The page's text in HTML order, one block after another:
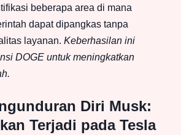
beberapa area di mana
dapat dipangkas tanpa
layanan. Keberhasilan ini
DOGE untuk meningkatkan
Diri Musk:
Terjadi pada Tesla